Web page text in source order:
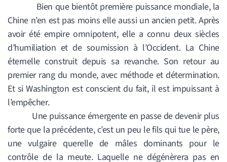
Bien que bientôt première puissance mondiale, la
Chine n’en est pas moins elle aussi un ancien petit. Après
avoir été empire omnipotent, elle a connu deux siècles
d’humiliation et de soumission à l’Occident. La Chine
éternelle construit depuis sa revanche. Son retour au
premier rang du monde, avec méthode et détermination.
Et si Washington est conscient du fait, il est impuissant à
l’empêcher.
Une puissance émergente en passe de devenir plus
forte que la précédente, c’est un peu le fils qui tue le père,
une vulgaire querelle de mâles dominants pour le
contrôle de la meute. Laquelle ne dégénèrera pas en